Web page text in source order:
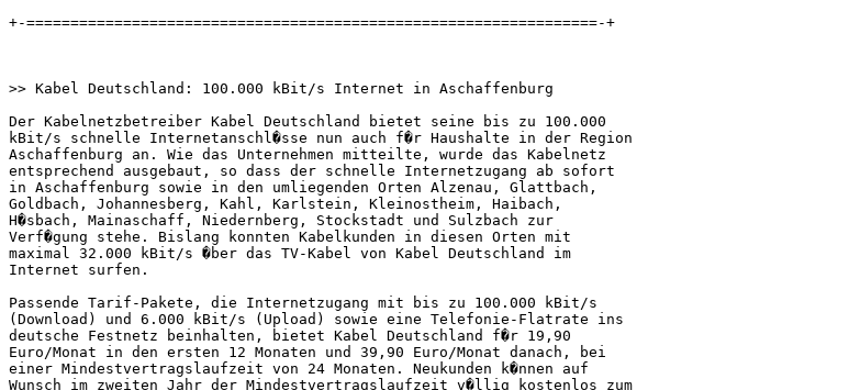
+-=================================================================-+
>> Kabel Deutschland: 100.000 kBit/s Internet in Aschaffenburg
Der Kabelnetzbetreiber Kabel Deutschland bietet seine bis zu 100.000
kBit/s schnelle Internetanschl�sse nun auch f�r Haushalte in der Region
Aschaffenburg an. Wie das Unternehmen mitteilte, wurde das Kabelnetz
entsprechend ausgebaut, so dass der schnelle Internetzugang ab sofort
in Aschaffenburg sowie in den umliegenden Orten Alzenau, Glattbach,
Goldbach, Johannesberg, Kahl, Karlstein, Kleinostheim, Haibach,
H�sbach, Mainaschaff, Niedernberg, Stockstadt und Sulzbach zur
Verf�gung stehe. Bislang konnten Kabelkunden in diesen Orten mit
maximal 32.000 kBit/s �ber das TV-Kabel von Kabel Deutschland im
Internet surfen.
Passende Tarif-Pakete, die Internetzugang mit bis zu 100.000 kBit/s
(Download) und 6.000 kBit/s (Upload) sowie eine Telefonie-Flatrate ins
deutsche Festnetz beinhalten, bietet Kabel Deutschland f�r 19,90
Euro/Monat in den ersten 12 Monaten und 39,90 Euro/Monat danach, bei
einer Mindestvertragslaufzeit von 24 Monaten. Neukunden k�nnen auf
Wunsch im zweiten Jahr der Mindestvertragslaufzeit v�llig kostenlos zum